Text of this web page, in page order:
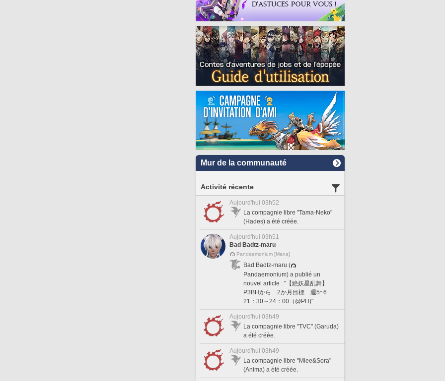
Mur de la communauté
Activité récente
Aujourd'hui 03h52
La compagnie libre "Tama-Neko"
(Hades) a été créée.
Aujourd'hui 03h51
Bad Badtz-maru
Pandaemonium [Mana]
Bad Badtz-maru (
Pandaemonium) a publié un
nouvel article : "【絶妖星乱舞】
P3BHから 2か月目標 週5~6
21：30～24：00（@PH)".
Aujourd'hui 03h49
La compagnie libre "TVC" (Garuda)
a été créée.
Aujourd'hui 03h49
La compagnie libre "Miee&Sora"
(Anima) a été créée.